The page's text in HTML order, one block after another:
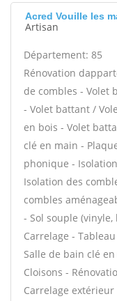
Acred Vouille les
Artisan
Département: 85
Rénovation
de combles - Volet
- Volet battant /
en bois - Volet
clé en main -
phonique -
Isolation des
combles
- Sol souple (vinyle,
Carrelage -
Salle de bain clé
Cloisons -
Carrelage